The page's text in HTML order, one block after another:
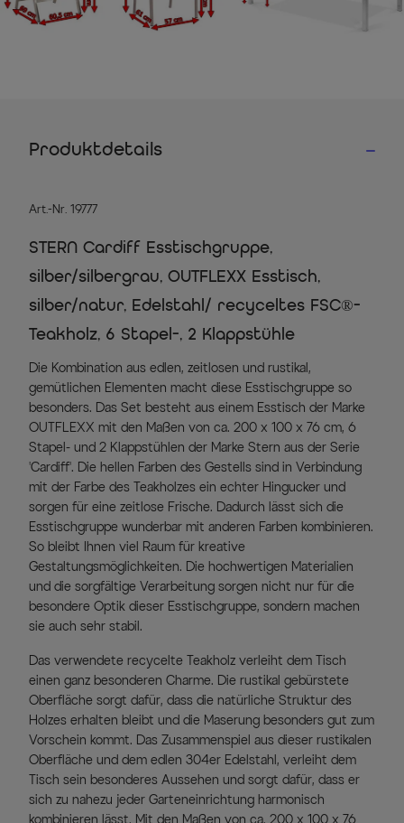
Produktdetails
Art.-Nr. 19777
STERN Cardiff Esstischgruppe,
silber/silbergrau, OUTFLEXX Esstisch,
silber/natur, Edelstahl/ recyceltes FSC®-
Teakholz, 6 Stapel-, 2 Klappstühle
Die Kombination aus edlen, zeitlosen und rustikal,
gemütlichen Elementen macht diese Esstischgruppe so
besonders. Das Set besteht aus einem Esstisch der Marke
OUTFLEXX mit den Maßen von ca. 200 x 100 x 76 cm, 6
Stapel- und 2 Klappstühlen der Marke Stern aus der Serie
'Cardiff'. Die hellen Farben des Gestells sind in Verbindung
mit der Farbe des Teakholzes ein echter Hingucker und
sorgen für eine zeitlose Frische. Dadurch lässt sich die
Esstischgruppe wunderbar mit anderen Farben kombinieren.
So bleibt Ihnen viel Raum für kreative
Gestaltungsmöglichkeiten. Die hochwertigen Materialien
und die sorgfältige Verarbeitung sorgen nicht nur für die
besondere Optik dieser Esstischgruppe, sondern machen
sie auch sehr stabil.
Das verwendete recycelte Teakholz verleiht dem Tisch
einen ganz besonderen Charme. Die rustikal gebürstete
Oberfläche sorgt dafür, dass die natürliche Struktur des
Holzes erhalten bleibt und die Maserung besonders gut zum
Vorschein kommt. Das Zusammenspiel aus dieser rustikalen
Oberfläche und dem edlen 304er Edelstahl, verleiht dem
Tisch sein besonderes Aussehen und sorgt dafür, dass er
sich zu nahezu jeder Garteneinrichtung harmonisch